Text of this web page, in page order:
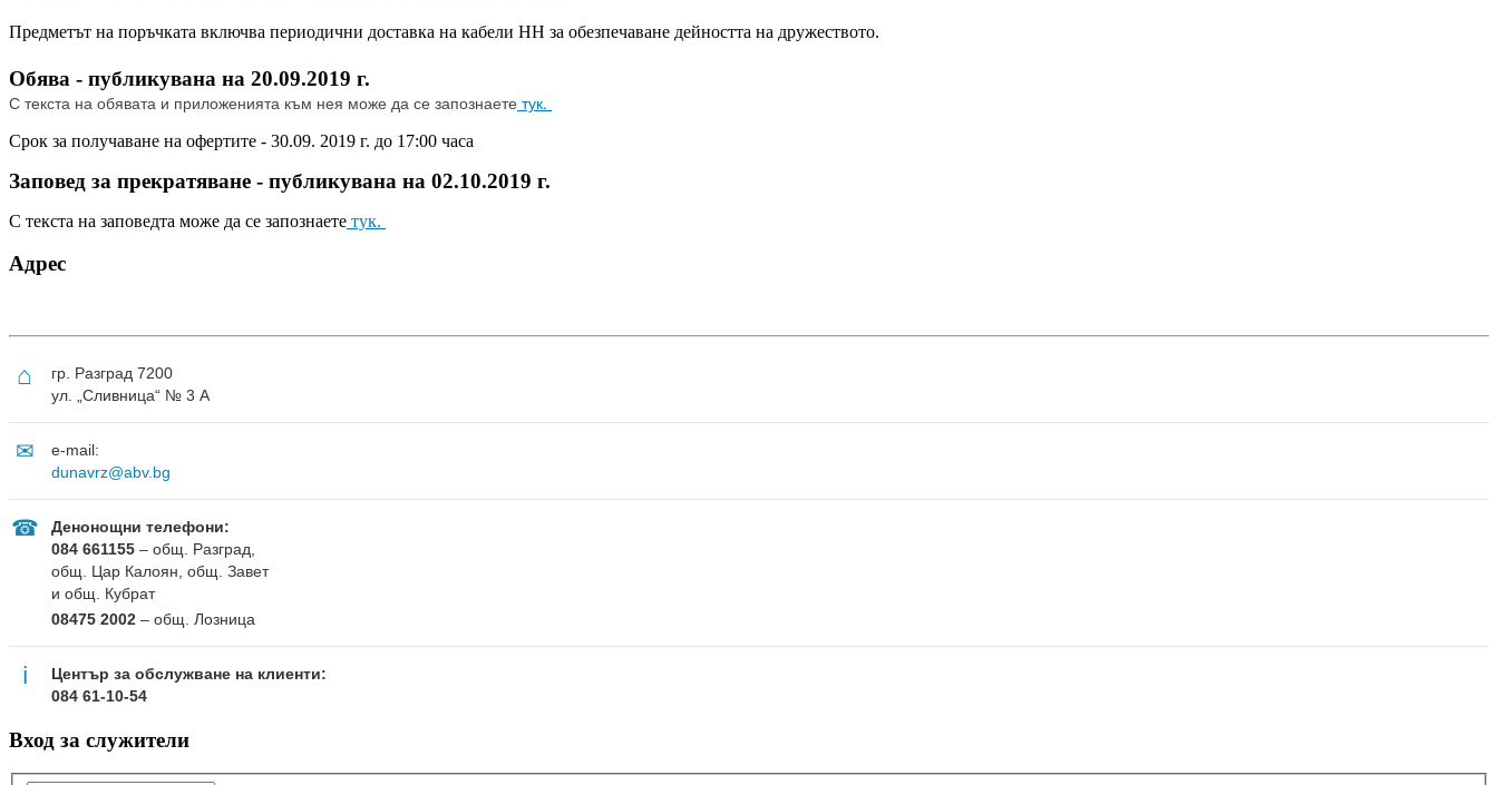
Предметът на поръчката включва периодични доставка на кабели НН за обезпечаване дейността на дружеството.
Обява - публикувана на 20.09.2019 г.
С текста на обявата и приложенията към нея може да се запознаете тук.
Срок за получаване на офертите - 30.09. 2019 г. до 17:00 часа
Заповед за прекратяване - публикувана на 02.10.2019 г.
С текста на заповедта може да се запознаете тук.
Адрес
⌂
гр. Разград 7200
ул. „Сливница“ № 3 А
✉
e-mail:
dunavrz@abv.bg
☎
Денонощни телефони:
084 661155 – общ. Разград,
общ. Цар Калоян, общ. Завет
и общ. Кубрат
08475 2002 – общ. Лозница
ℹ
Център за обслужване на клиенти:
084 61-10-54
Вход за служители